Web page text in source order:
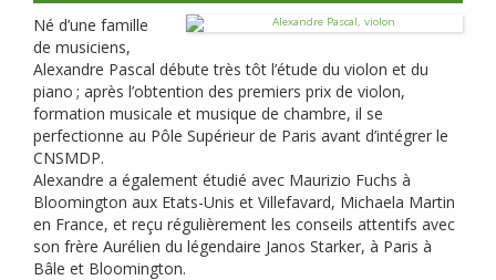
Né d’une famille
de musiciens,
Alexandre Pascal débute très tôt l’étude du violon et du
piano ; après l’obtention des premiers prix de violon,
formation musicale et musique de chambre, il se
perfectionne au Pôle Supérieur de Paris avant d’intégrer le
CNSMDP.
Alexandre a également étudié avec Maurizio Fuchs à
Bloomington aux Etats-Unis et Villefavard, Michaela Martin
en France, et reçu régulièrement les conseils attentifs avec
son frère Aurélien du légendaire Janos Starker, à Paris à
Bâle et Bloomington.